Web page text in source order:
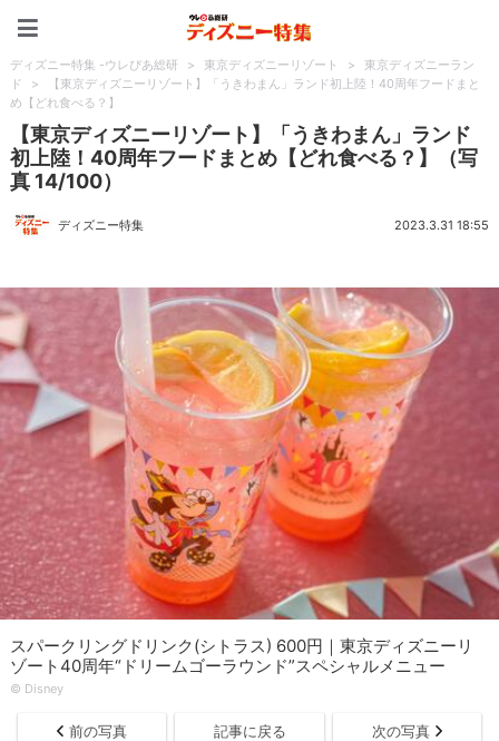
ディズニー特集 -ウレぴあ総研 > 東京ディズニーリゾート >
東京ディズニーラン
ド
>
【東京ディズニーリゾート】「うきわまん」ランド初上陸！40周年フードまと
め【どれ食べる？】
【東京ディズニーリゾート】「うきわまん」ランド
初上陸！40周年フードまとめ【どれ食べる？】（写
真 14/100）
ディズニー特集 2023.3.31 18:55
スパークリングドリンク(シトラス) 600円｜東京ディズニーリ
ゾート40周年“ドリームゴーラウンド”スペシャルメニュー
©︎ Disney
前の写真 記事に戻る 次の写真